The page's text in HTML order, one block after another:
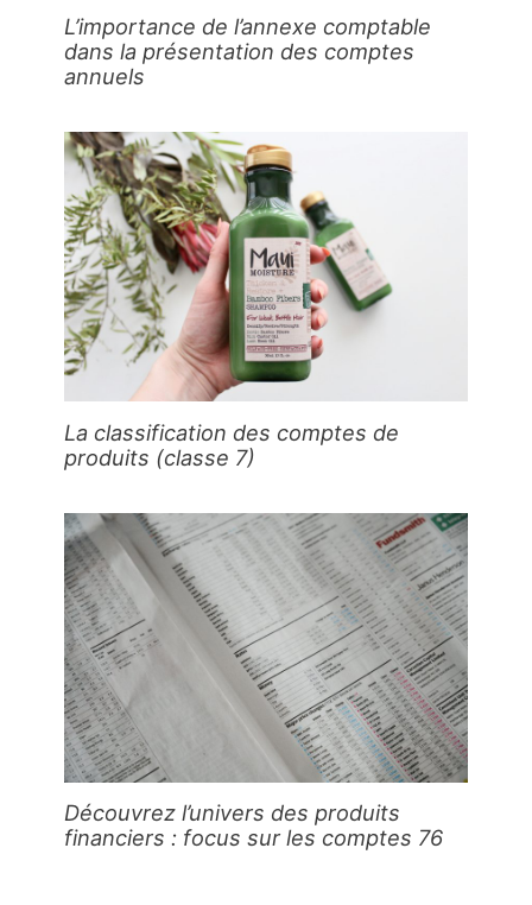
L’importance de l’annexe comptable
dans la présentation des comptes
annuels
La classification des comptes de
produits (classe 7)
Découvrez l’univers des produits
financiers : focus sur les comptes 76